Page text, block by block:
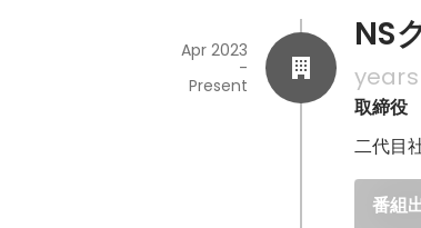
NS
years
取締役
Apr 2023
-
Present
二代目
番組